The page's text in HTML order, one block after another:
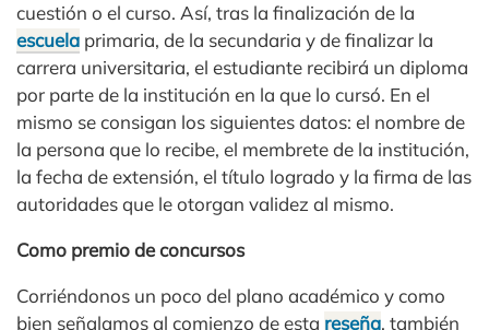
cuestión o el curso. Así, tras la finalización de la
escuela primaria, de la secundaria y de finalizar la
carrera universitaria, el estudiante recibirá un diploma
por parte de la institución en la que lo cursó. En el
mismo se consigan los siguientes datos: el nombre de
la persona que lo recibe, el membrete de la institución,
la fecha de extensión, el título logrado y la firma de las
autoridades que le otorgan validez al mismo.
Como premio de concursos
Corriéndonos un poco del plano académico y como
bien señalamos al comienzo de esta reseña, también